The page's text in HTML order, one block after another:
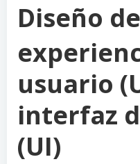
Diseño
usuario
interfaz
(UI)